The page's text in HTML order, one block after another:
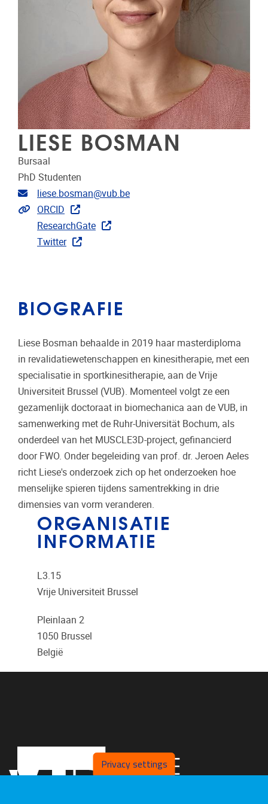
LIESE BOSMAN
Bursaal
PhD Studenten
E-mailadres
liese.bosman@vub.be
Extra links
ORCID
ResearchGate
Twitter
BIOGRAFIE
Liese Bosman behaalde in 2019 haar masterdiploma
in revalidatiewetenschappen en kinesitherapie, met een
specialisatie in sportkinesitherapie, aan de Vrije
Universiteit Brussel (VUB). Momenteel volgt ze een
gezamenlijk doctoraat in biomechanica aan de VUB, in
samenwerking met de Ruhr-Universität Bochum, als
onderdeel van het MUSCLE3D-project, gefinancierd
door FWO. Onder begeleiding van prof. dr. Jeroen Aeles
richt Liese's onderzoek zich op het onderzoeken hoe
menselijke spieren tijdens samentrekking in drie
dimensies van vorm veranderen.
ORGANISATIE
INFORMATIE
L3.15
Vrije Universiteit Brussel
Pleinlaan 2
1050 Brussel
België
Privacy settings